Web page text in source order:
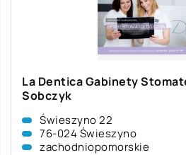
La Dentica Gabinety
Sobczyk
Świeszyno 22
76-024 Świeszyno
zachodniopomorskie